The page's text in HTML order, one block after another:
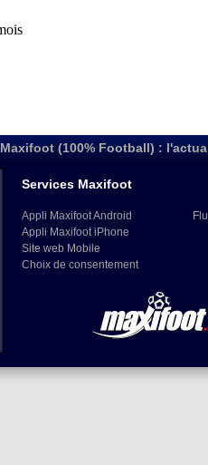
Maxifoot (100% Football) :
Services Maxifoot
Appli Maxifoot Android
Appli Maxifoot iPhone
Site web Mobile
Choix de consentement